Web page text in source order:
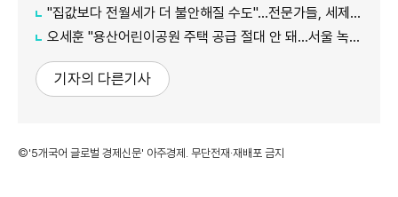
"집값보다 전월세가 더 불안해질 수도"…전문가들, 세제개편안 부작용 우려
오세훈 "용산어린이공원 주택 공급 절대 안 돼…서울 녹지 지켜야"
기자의 다른기사
©'5개국어 글로벌 경제신문' 아주경제. 무단전재·재배포 금지